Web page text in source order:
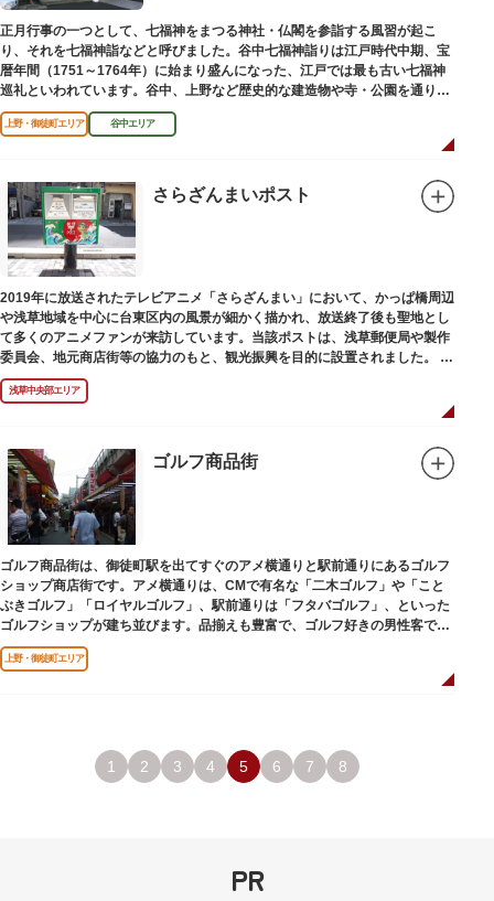
正月行事の一つとして、七福神をまつる神社・仏閣を参詣する風習が起こ
り、それを七福神詣などと呼びました。谷中七福神詣りは江戸時代中期、宝
暦年間（1751～1764年）に始まり盛んになった、江戸では最も古い七福神
巡礼といわれています。谷中、上野など歴史的な建造物や寺・公園を通りな
がら、ゆっくりと一日散策が楽しめるコースになっています。
上野・御徒町エリア 谷中エリア
さらざんまいポスト
2019年に放送されたテレビアニメ「さらざんまい」において、かっぱ橋周辺
や浅草地域を中心に台東区内の風景が細かく描かれ、放送終了後も聖地とし
て多くのアニメファンが来訪しています。当該ポストは、浅草郵便局や製作
委員会、地元商店街等の協力のもと、観光振興を目的に設置されました。
<「さらざんまい」監督の幾原邦彦氏のコメント>
「実在する風景を舞台として制作したキャラクターたちが、このような形で
地域の方々にも受け入れていただけて大変嬉しいです。聖地巡礼のシンボル
設置年月日:令和3年3月10日
浅草中央部エリア
ゴルフ商品街
ゴルフ商品街は、御徒町駅を出てすぐのアメ横通りと駅前通りにあるゴルフ
ショップ商店街です。アメ横通りは、CMで有名な「二木ゴルフ」や「こと
ぶきゴルフ」「ロイヤルゴルフ」、駅前通りは「フタバゴルフ」、といった
ゴルフショップが建ち並びます。品揃えも豊富で、ゴルフ好きの男性客で賑
わっています。
上野・御徒町エリア
1 2 3 4 5 6 7 8
PR